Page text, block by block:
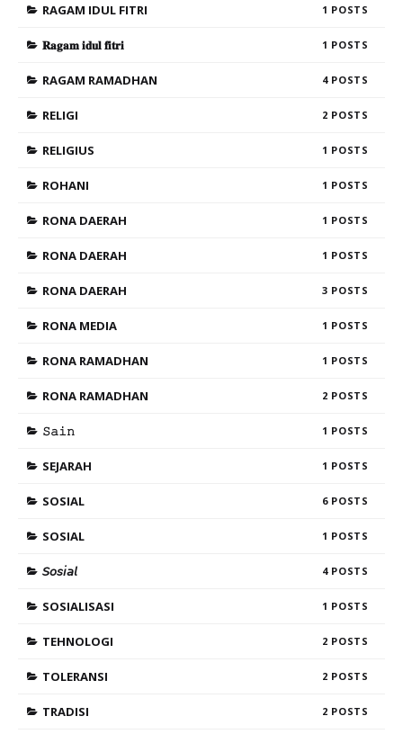
RAGAM IDUL FITRI 1
𝐑𝐚𝐠𝐚𝐦 𝐢𝐝𝐮𝐥 𝐟𝐢𝐭𝐫𝐢 1
RAGAM RAMADHAN 4
RELIGI 2
RELIGIUS 1
ROHANI 1
RONA DAERAH 1
RONA DAERAH 1
RONA DAERAH 3
RONA MEDIA 1
RONA RAMADHAN 1
RONA RAMADHAN 2
𝚂𝚊𝚒𝚗 1
SEJARAH 1
SOSIAL 6
SOSIAL 1
𝘚𝘰𝘴𝘪𝘢𝘭 4
SOSIALISASI 1
TEHNOLOGI 2
TOLERANSI 2
TRADISI 2